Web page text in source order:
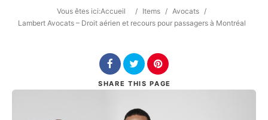
Vous êtes ici:Accueil / Items / Avocats /
Lambert Avocats – Droit aérien et recours pour passagers à Montréal
SHARE THIS PAGE